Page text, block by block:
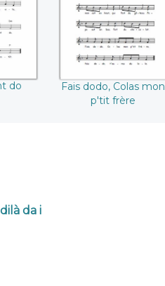
do
Fais dodo, Colas mon
p'tit frère
da i